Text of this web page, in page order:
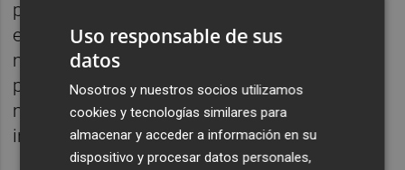
punto de vista económico como
estratégico". "Cevisama ha sido, durante
más de 40 años, una plataforma esencial
para la industria cerámica castellonense,
motor de empleo, innovación y proyección
internacional", han indicado.
Uso responsable de sus
datos
Nosotros y nuestros socios utilizamos
cookies y tecnologías similares para
almacenar y acceder a información en su
dispositivo y procesar datos personales,